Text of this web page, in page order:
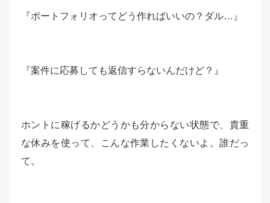
『ポートフォリオってどう作ればいいの？ダル…』
『案件に応募しても返信すらないんだけど？』
ホントに稼げるかどうかも分からない状態で、貴重
な休みを使って、こんな作業したくないよ。誰だっ
て。